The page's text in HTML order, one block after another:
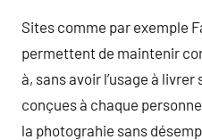
Sites comme par exemple
permettent de maintenir
à, sans avoir l’usage à
conçues à chaque
la photograhie sans